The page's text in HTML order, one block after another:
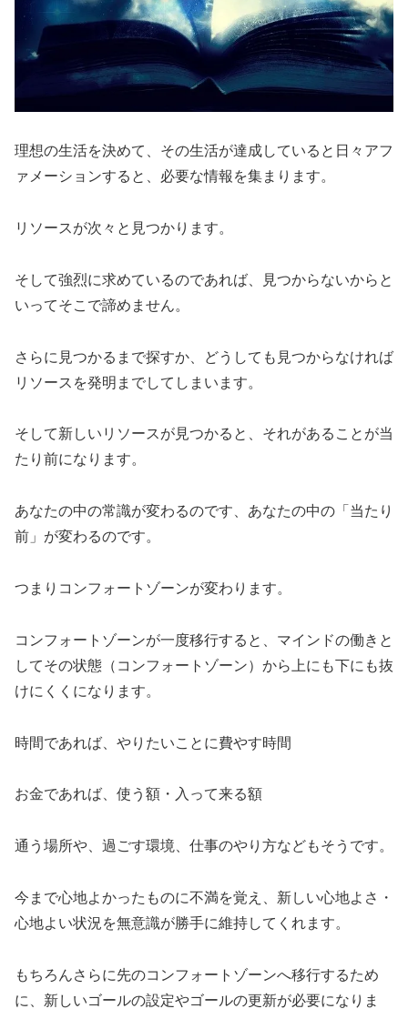
理想の生活を決めて、その生活が達成していると日々アフ
ァメーションすると、必要な情報を集まります。
リソースが次々と見つかります。
そして強烈に求めているのであれば、見つからないからと
いってそこで諦めません。
さらに見つかるまで探すか、どうしても見つからなければ
リソースを発明までしてしまいます。
そして新しいリソースが見つかると、それがあることが当
たり前になります。
あなたの中の常識が変わるのです、あなたの中の「当たり
前」が変わるのです。
つまりコンフォートゾーンが変わります。
コンフォートゾーンが一度移行すると、マインドの働きと
してその状態（コンフォートゾーン）から上にも下にも抜
けにくくになります。
時間であれば、やりたいことに費やす時間
お金であれば、使う額・入って来る額
通う場所や、過ごす環境、仕事のやり方などもそうです。
今まで心地よかったものに不満を覚え、新しい心地よさ・
心地よい状況を無意識が勝手に維持してくれます。
もちろんさらに先のコンフォートゾーンへ移行するため
に、新しいゴールの設定やゴールの更新が必要になりま